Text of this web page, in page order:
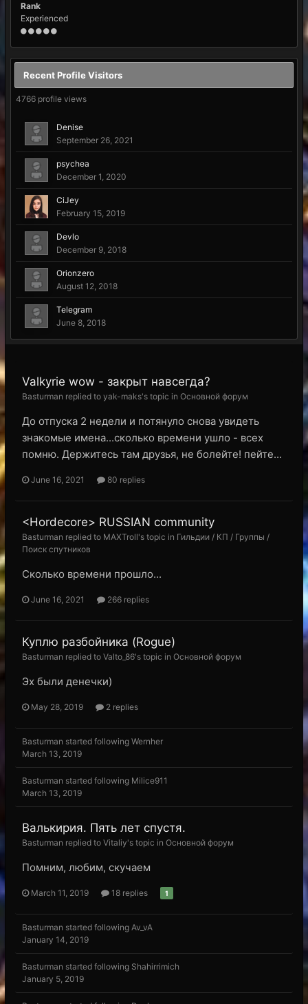
Rank
Experienced
Recent Profile Visitors
4766 profile views
Denise
September 26, 2021
psychea
December 1, 2020
CiJey
February 15, 2019
Devlo
December 9, 2018
Orionzero
August 12, 2018
Telegram
June 8, 2018
Valkyrie wow - закрыт навсегда?
Basturman replied to yak-maks's topic in Основной форум
До отпуска 2 недели и потянуло снова увидеть
знакомые имена...сколько времени ушло - всех
помню. Держитесь там друзья, не болейте! пейте...
June 16, 2021 80 replies
<Hordecore> RUSSIAN community
Basturman replied to MAXTroll's topic in Гильдии / КП / Группы /
Поиск спутников
Сколько времени прошло...
June 16, 2021 266 replies
Куплю разбойника (Rogue)
Basturman replied to Valto_86's topic in Основной форум
Эх были денечки)
May 28, 2019 2 replies
Basturman started following Wernher
March 13, 2019
Basturman started following Milice911
March 13, 2019
Валькирия. Пять лет спустя.
Basturman replied to Vitaliy's topic in Основной форум
Помним, любим, скучаем
March 11, 2019 18 replies 1
Basturman started following Av_vA
January 14, 2019
Basturman started following Shahirrimich
January 5, 2019